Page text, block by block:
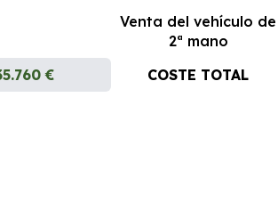
Venta del vehículo de
2ª mano
€ COSTE TOTAL